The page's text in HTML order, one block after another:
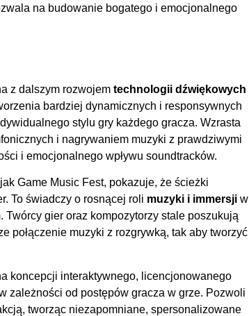
na budowanie bogatego i emocjonalnego
z dalszym rozwojem technologii dźwiękowych
bardziej dynamicznych i responsywnych
stylu gry każdego gracza. Wzrasta
i nagrywaniem muzyki z prawdziwymi
i emocjonalnego wpływu soundtracków.
Game Music Fest, pokazuje, że ścieżki
To świadczy o rosnącej roli muzyki i immersji w
gier oraz kompozytorzy stale poszukują
połączenie muzyki z rozgrywką, tak aby tworzyć
koncepcji interaktywnego, licencjonowanego
zależności od postępów gracza w grze. Pozwoli
tworząc niezapomniane, spersonalizowane